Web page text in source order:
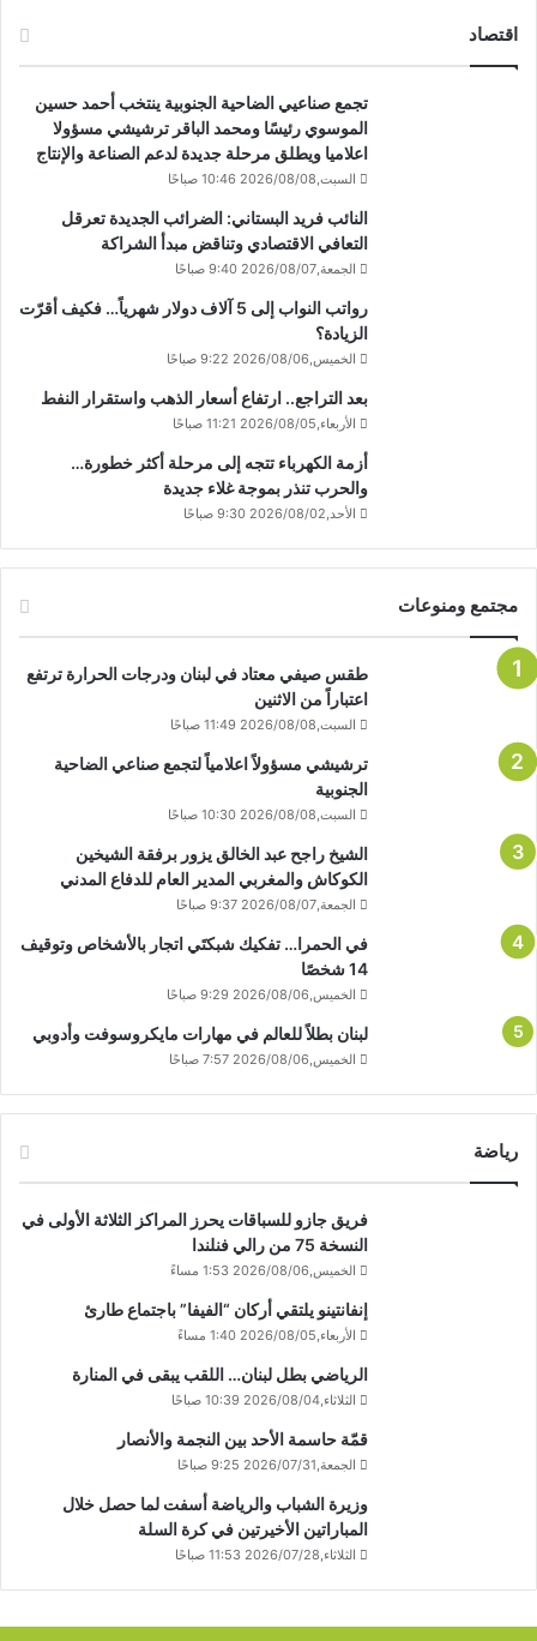
اقتصاد
تجمع صناعيي الضاحية الجنوبية ينتخب أحمد حسين
الموسوي رئيسًا ومحمد الباقر ترشيشي مسؤولا
اعلاميا ويطلق مرحلة جديدة لدعم الصناعة والإنتاج
السبت,2026/08/08 10:46 صباحًا
النائب فريد البستاني: الضرائب الجديدة تعرقل
التعافي الاقتصادي وتناقض مبدأ الشراكة
الجمعة,2026/08/07 9:40 صباحًا
رواتب النواب إلى 5 آلاف دولار شهرياً… فكيف أقرّت
الزيادة؟
الخميس,2026/08/06 9:22 صباحًا
بعد التراجع.. ارتفاع أسعار الذهب واستقرار النفط
الأربعاء,2026/08/05 11:21 صباحًا
أزمة الكهرباء تتجه إلى مرحلة أكثر خطورة…
والحرب تنذر بموجة غلاء جديدة
الأحد,2026/08/02 9:30 صباحًا
مجتمع ومنوعات
طقس صيفي معتاد في لبنان ودرجات الحرارة ترتفع
اعتباراً من الاثنين
السبت,2026/08/08 11:49 صباحًا
ترشيشي مسؤولاً اعلامياً لتجمع صناعي الضاحية
الجنوبية
السبت,2026/08/08 10:30 صباحًا
الشيخ راجح عبد الخالق يزور برفقة الشيخين
الكوكاش والمغربي المدير العام للدفاع المدني
الجمعة,2026/08/07 9:37 صباحًا
في الحمرا… تفكيك شبكتَي اتجار بالأشخاص وتوقيف
14 شخصًا
الخميس,2026/08/06 9:29 صباحًا
لبنان بطلاً للعالم في مهارات مايكروسوفت وأدوبي
الخميس,2026/08/06 7:57 صباحًا
رياضة
فريق جازو للسباقات يحرز المراكز الثلاثة الأولى في
النسخة 75 من رالي فنلندا
الخميس,2026/08/06 1:53 مساءً
إنفانتينو يلتقي أركان “الفيفا” باجتماع طارئ
الأربعاء,2026/08/05 1:40 مساءً
الرياضي بطل لبنان… اللقب يبقى في المنارة
الثلاثاء,2026/08/04 10:39 صباحًا
قمّة حاسمة الأحد بين النجمة والأنصار
الجمعة,2026/07/31 9:25 صباحًا
وزيرة الشباب والرياضة أسفت لما حصل خلال
المباراتين الأخيرتين في كرة السلة
الثلاثاء,2026/07/28 11:53 صباحًا